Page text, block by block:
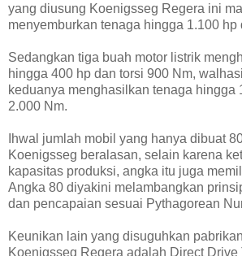
yang diusung Koenigsseg Regera ini
menyemburkan tenaga hingga 1.100 hp
Sedangkan tiga buah motor listrik
hingga 400 hp dan torsi 900 Nm,
keduanya menghasilkan tenaga hingga
2.000 Nm.
Ihwal jumlah mobil yang hanya dibuat
Koenigsseg beralasan, selain karena
kapasitas produksi, angka itu juga
Angka 80 diyakini melambangkan
dan pencapaian sesuai Pythagorean
Keunikan lain yang disuguhkan
Koenigsseg Regera adalah Direct Drive